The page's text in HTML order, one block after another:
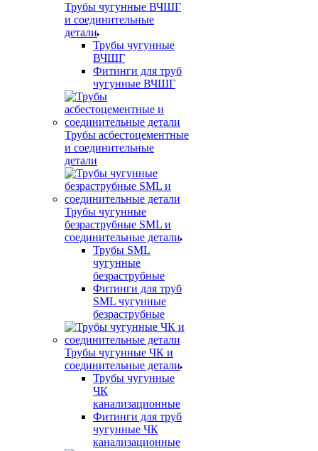
Трубы чугунные ВЧШГ
и соединительные
детали
Трубы чугунные
ВЧШГ
Фитинги для труб
чугунные ВЧШГ
Трубы асбестоцементные
и соединительные
детали
Трубы чугунные
безраструбные SML и
соединительные детали
Трубы SML
чугунные
безраструбные
Фитинги для труб
SML чугунные
безраструбные
Трубы чугунные ЧК и
соединительные детали
Трубы чугунные
ЧК
канализационные
Фитинги для труб
чугунные ЧК
канализационные